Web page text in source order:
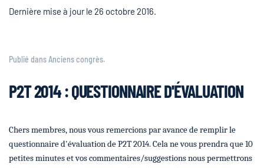
Dernière mise à jour le 26 octobre 2016.
Publié dansAnciens congrès.
P2T 2014 : QUESTIONNAIRE D'ÉVALUATION
Chers membres, nous vous remercions par avance de remplir le
questionnaire d'évaluation de P2T 2014. Cela ne vous prendra que 10
petites minutes et vos commentaires/suggestions nous permettrons